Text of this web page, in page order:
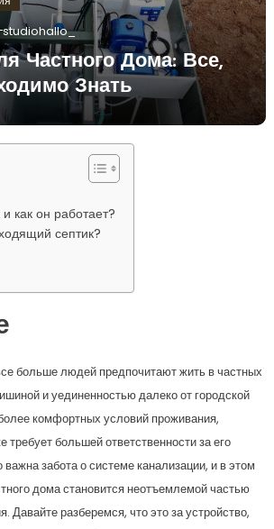
studiohallo_
Частного Дома: Все,
Знать
как он работает?
септик?
больше людей предпочитают жить в частных
и уединенностью далеко от городской
комфортных условий проживания,
требует большей ответственности за его
забота о системе канализации, и в этом
дома становится неотъемлемой частью
Давайте разберемся, что это за устройство,